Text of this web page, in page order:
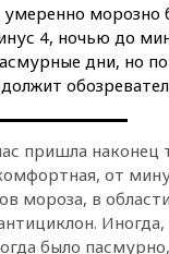
умеренно морозно
4, ночью до
дни, но
пришла наконец
от
мороза, в
было